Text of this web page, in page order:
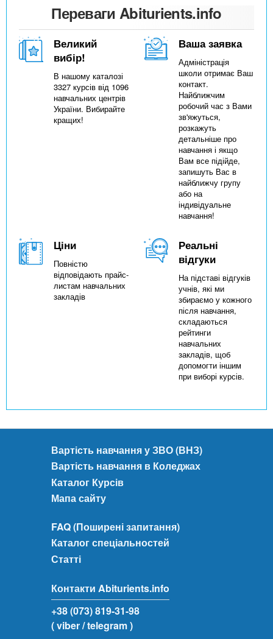
Переваги Abiturients.info
Великий
вибір!
В нашому каталозі
3327 курсів від 1096
навчальних центрів
України. Вибирайте
кращих!
Ваша заявка
Адміністрація
школи отримає Ваш
контакт.
Найближчим
робочий час з Вами
зв'яжуться,
розкажуть
детальніше про
навчання і якщо
Вам все підійде,
запишуть Вас в
найближчу групу
або на
індивідуальне
навчання!
Ціни
Повністю
відповідають прайс-
листам навчальних
закладів
Реальні
відгуки
На підставі відгуків
учнів, які ми
збираємо у кожного
після навчання,
складаються
рейтинги
навчальних
закладів, щоб
допомогти іншим
при виборі курсів.
Вартість навчання у ЗВО (ВНЗ)
Вартість навчання в Коледжах
Каталог Курсів
Мапа сайту
FAQ (Поширені запитання)
Каталог спеціальностей
Статті
Контакти Abiturients.info
+38 (073) 819-31-98
( viber/ telegram )